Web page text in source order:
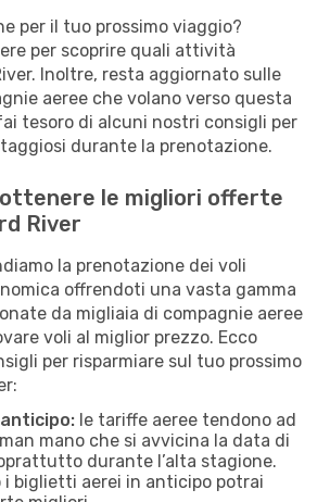
per il tuo prossimo viaggio?
per scoprire quali attività
Inoltre, resta aggiornato sulle
aeree che volano verso questa
tesoro di alcuni nostri consigli per
durante la prenotazione.
le migliori offerte
River
la prenotazione dei voli
offrendoti una vasta gamma
da migliaia di compagnie aeree
voli al miglior prezzo. Ecco
per risparmiare sul tuo prossimo
le tariffe aeree tendono ad
mano che si avvicina la data di
durante l’alta stagione.
i biglietti aerei in anticipo potrai